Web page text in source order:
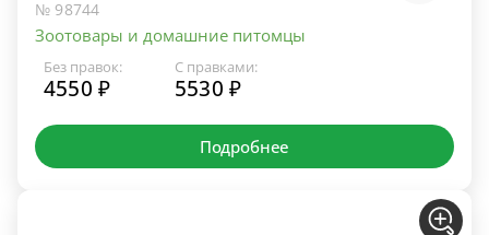
№ 98744
Зоотовары и домашние питомцы
Без правок:
4550 ₽
С правками:
5530 ₽
Подробнее